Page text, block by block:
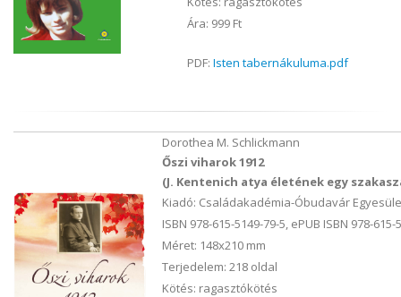
Ára: 999 Ft
PDF: Isten tabernákuluma.pdf
Dorothea M. Schlickmann
Őszi viharok 1912
(J. Kentenich atya életének egy
Kiadó: Családakadémia-Óbudavár
ISBN 978-615-5149-79-5, ePUB ISBN 978-
Méret: 148x210 mm
Terjedelem: 218 oldal
Kötés: ragasztókötés